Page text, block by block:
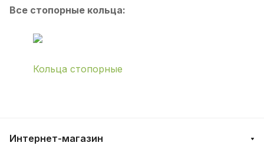
Все стопорные кольца:
Кольца стопорные
Интернет-магазин